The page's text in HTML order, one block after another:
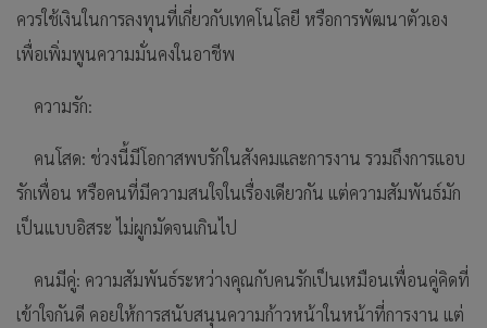
ควรใช้เงินในการลงทุนที่เกี่ยวกับเทคโนโลยี หรือการพัฒนาตัวเอง
เพื่อเพิ่มพูนความมั่นคงในอาชีพ
ความรัก:
คนโสด: ช่วงนี้มีโอกาสพบรักในสังคมและการงาน รวมถึงการแอบ
รักเพื่อน หรือคนที่มีความสนใจในเรื่องเดียวกัน แต่ความสัมพันธ์มัก
เป็นแบบอิสระ ไม่ผูกมัดจนเกินไป
คนมีคู่: ความสัมพันธ์ระหว่างคุณกับคนรักเป็นเหมือนเพื่อนคู่คิดที่
เข้าใจกันดี คอยให้การสนับสนุนความก้าวหน้าในหน้าที่การงาน แต่